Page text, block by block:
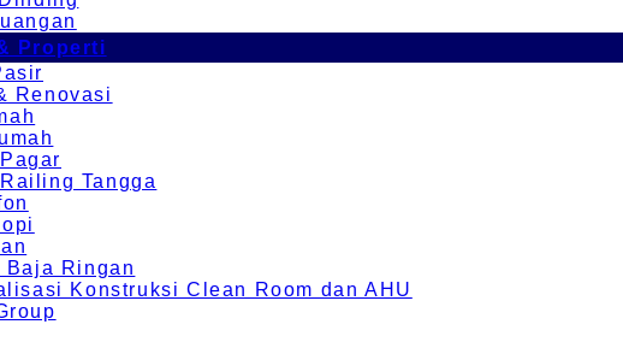
Properti
Renovasi
Tangga
Baja Ringan
Konstruksi Clean Room dan AHU